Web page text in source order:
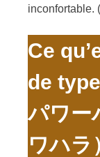
inconfortable. (
Ce
de
パワー
ワハラ